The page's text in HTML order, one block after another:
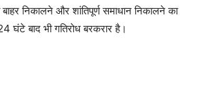
निकालने और शांतिपूर्ण समाधान निकालने का
घंटे बाद भी गतिरोध बरकरार है।